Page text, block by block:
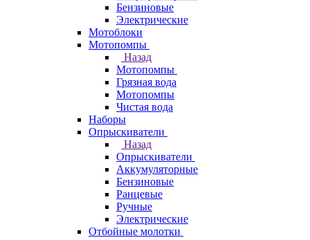
Бензиновые
Электрические
Мотоблоки
Мотопомпы
Назад
Мотопомпы
Грязная вода
Мотопомпы
Чистая вода
Наборы
Опрыскиватели
Назад
Опрыскиватели
Аккумуляторные
Бензиновые
Ранцевые
Ручные
Электрические
Отбойные молотки